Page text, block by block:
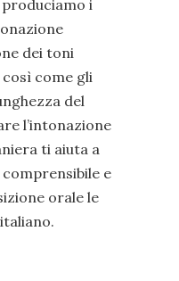
i
dei toni
così come gli
del
l’intonazione
ti aiuta a
e
orale le